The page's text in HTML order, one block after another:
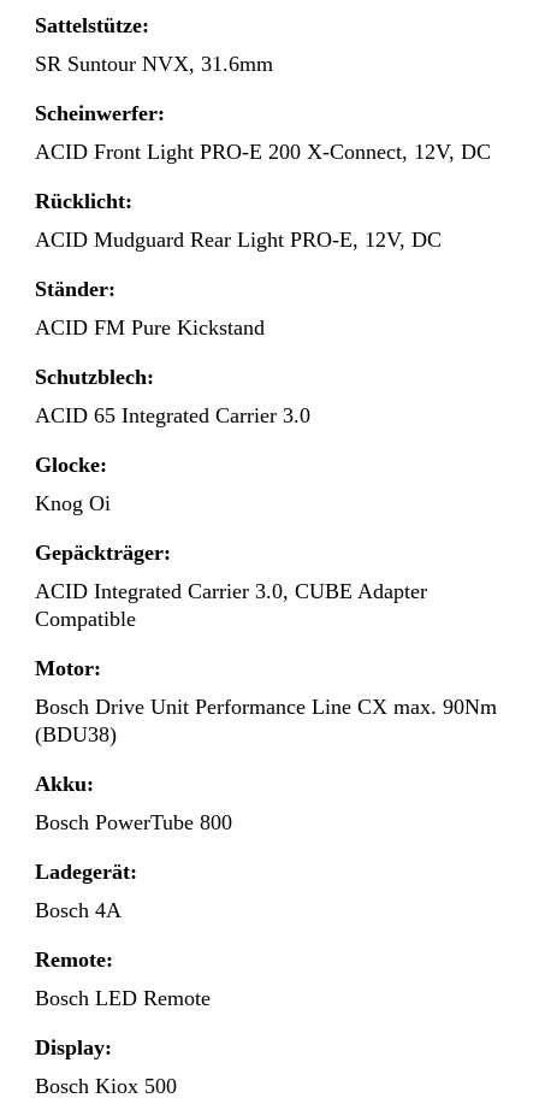
Sattelstütze:
SR Suntour NVX, 31.6mm
Scheinwerfer:
ACID Front Light PRO-E 200 X-Connect, 12V, DC
Rücklicht:
ACID Mudguard Rear Light PRO-E, 12V, DC
Ständer:
ACID FM Pure Kickstand
Schutzblech:
ACID 65 Integrated Carrier 3.0
Glocke:
Knog Oi
Gepäckträger:
ACID Integrated Carrier 3.0, CUBE Adapter
Compatible
Motor:
Bosch Drive Unit Performance Line CX max. 90Nm
(BDU38)
Akku:
Bosch PowerTube 800
Ladegerät:
Bosch 4A
Remote:
Bosch LED Remote
Display:
Bosch Kiox 500